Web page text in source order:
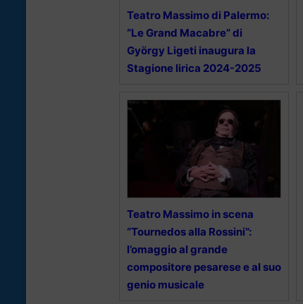
Teatro Massimo di Palermo:
“Le Grand Macabre” di
György Ligeti inaugura la
Stagione lirica 2024-2025
Teatro Massimo in scena
“Tournedos alla Rossini”:
l’omaggio al grande
compositore pesarese e al suo
genio musicale